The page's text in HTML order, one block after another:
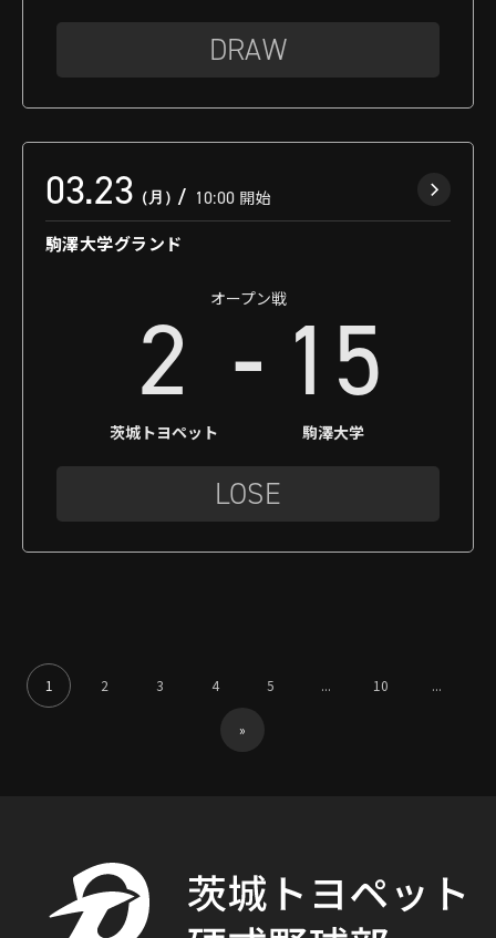
DRAW
03.23 （月） 10:00 開始
駒澤大学グランド
オープン戦
2
茨城トヨペット
- 15
駒澤大学
LOSE
1 2 3 4 5 ... 10 ...
»